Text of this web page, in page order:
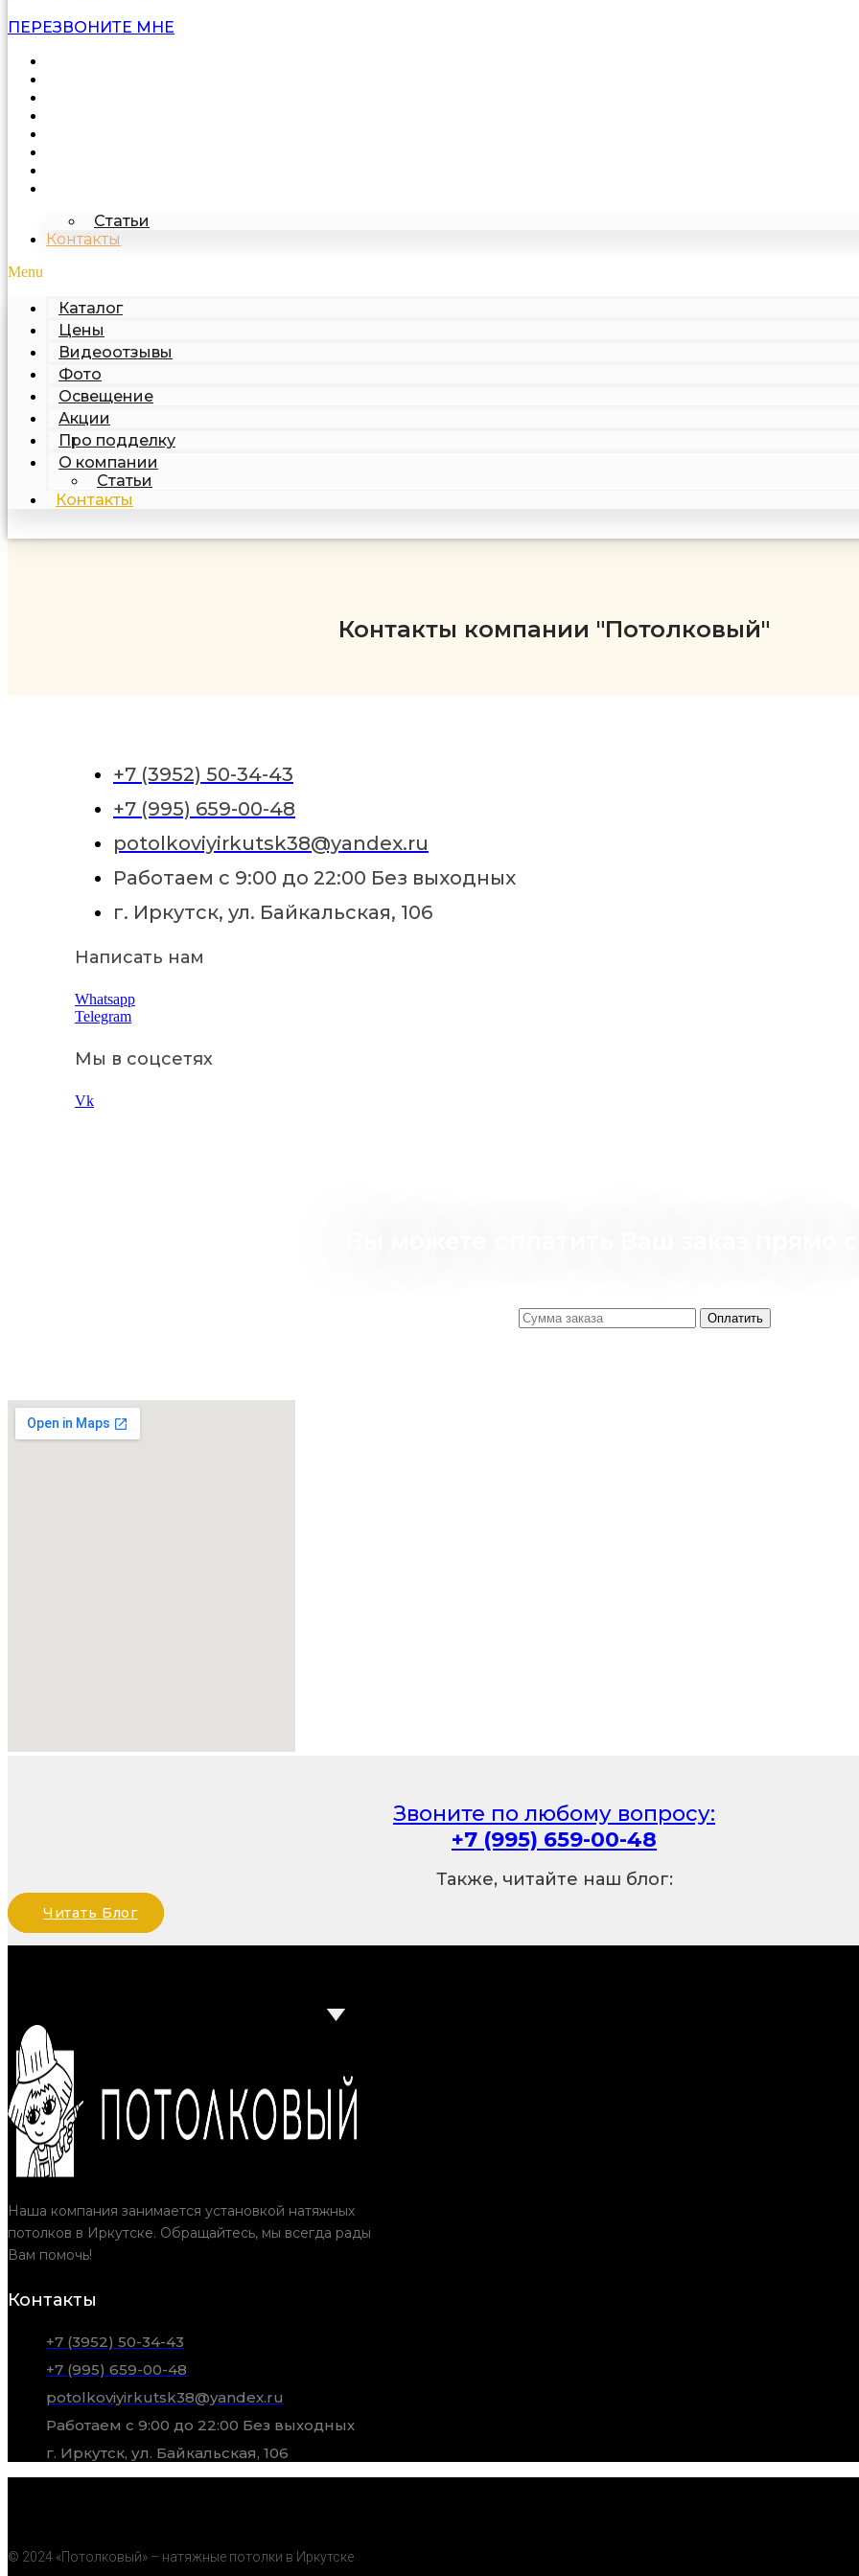
ПЕРЕЗВОНИТЕ МНЕ
Статьи
Контакты
Menu
Каталог
Цены
Видеоотзывы
Фото
Освещение
Акции
Про подделку
О компании
Статьи
Контакты
Контакты компании "Потолковый"
+7 (3952) 50-34-43
+7 (995) 659-00-48
potolkoviyirkutsk38@yandex.ru
Работаем с 9:00 до 22:00 Без выходных
г. Иркутск, ул. Байкальская, 106
Написать нам
Whatsapp
Telegram
Мы в соцсетях
Vk
Звоните по любому вопросу:
+7 (995) 659-00-48
Также, читайте наш блог:
Читать Блог
Наша компания занимается установкой натяжных
потолков в Иркутске. Обращайтесь, мы всегда рады
Вам помочь!
Контакты
+7 (3952) 50-34-43
+7 (995) 659-00-48
potolkoviyirkutsk38@yandex.ru
Работаем с 9:00 до 22:00 Без выходных
г. Иркутск, ул. Байкальская, 106
© 2024 «Потолковый» – натяжные потолки в Иркутске